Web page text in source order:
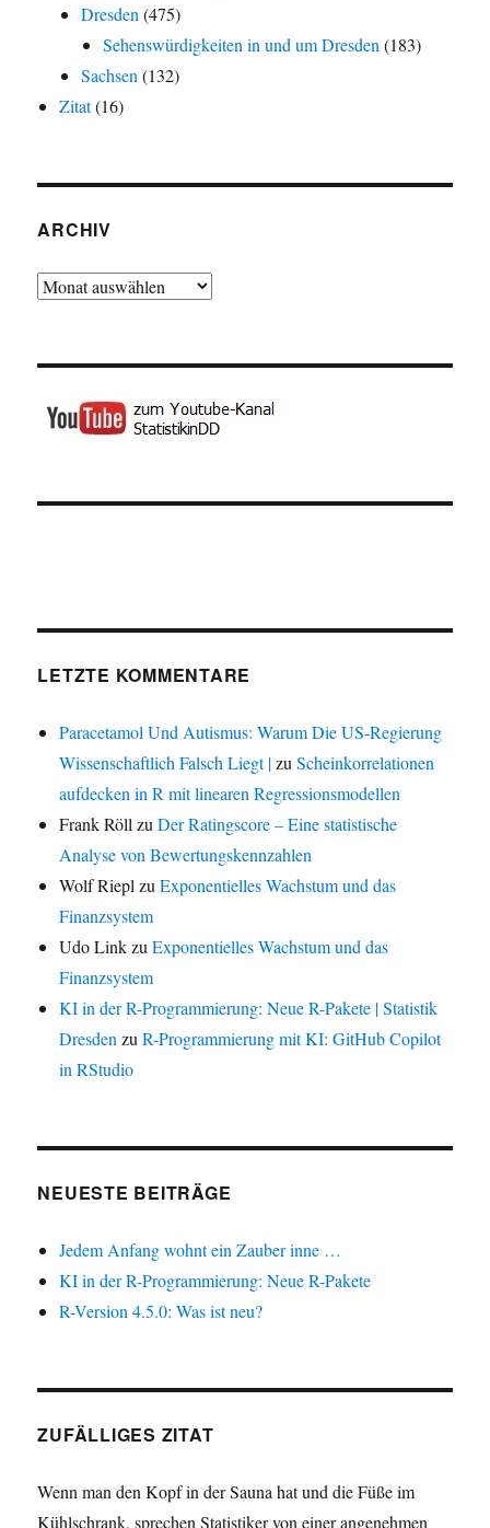
Dresden (475)
Sehenswürdigkeiten in und um Dresden (183)
Sachsen (132)
Zitat(16)
ARCHIV
Archiv
LETZTE KOMMENTARE
Paracetamol Und Autismus: Warum Die US-Regierung
Wissenschaftlich Falsch Liegt |zuScheinkorrelationen
aufdecken in R mit linearen Regressionsmodellen
Frank Röll zuDer Ratingscore – Eine statistische
Analyse von Bewertungskennzahlen
Wolf Riepl zuExponentielles Wachstum und das
Finanzsystem
Udo LinkzuExponentielles Wachstum und das
Finanzsystem
KI in der R-Programmierung: Neue R-Pakete | Statistik
Dresden zuR-Programmierung mit KI: GitHub Copilot
in RStudio
NEUESTE BEITRÄGE
Jedem Anfang wohnt ein Zauber inne …
KI in der R-Programmierung: Neue R-Pakete
R-Version 4.5.0: Was ist neu?
ZUFÄLLIGES ZITAT
Wenn man den Kopf in der Sauna hat und die Füße im
Kühlschrank, sprechen Statistiker von einer angenehmen